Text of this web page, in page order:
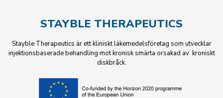
STAYBLE THERAPEUTICS
Stayble Therapeutics är ett kliniskt läkemedelsföretag som utvecklar
injektionsbaserade behandling mot kronisk smärta orsakad av kroniskt
diskbråck.